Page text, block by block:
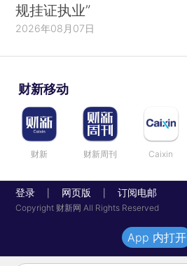
规挂证执业”
2026年08月07日
财新移动
财新 财新周刊 Caixin
登录 网页版 订阅电邮
Copyright 财新网 All Rights Reserved
App 内打开